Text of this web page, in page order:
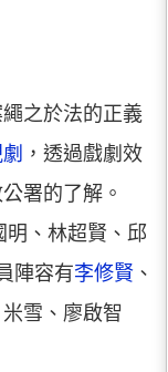
之於法的正義
，透過戲劇效
署的了解。
明、林超賢、邱
陣容有李修賢 、
雪、廖啟智